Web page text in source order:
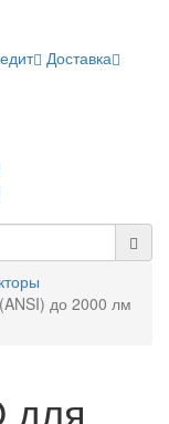
Доставка
до 2000 лм
для